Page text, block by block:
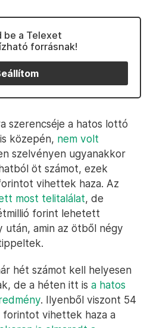
be a Telexet
forrásnak!
szerencséje a hatos lottó
közepén, nem volt
szelvényen ugyanakkor
öt számot, ezek
vihettek haza. Az
most telitalálat, de
forint lehetett
után, amin az ötből négy
hét számot kell helyesen
de a héten itt is a hatos
. Ilyenből viszont 54
vihettek haza a